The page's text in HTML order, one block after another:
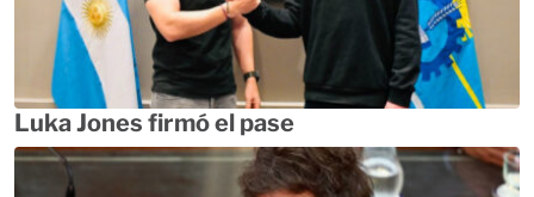
Luka Jones firmó el pase